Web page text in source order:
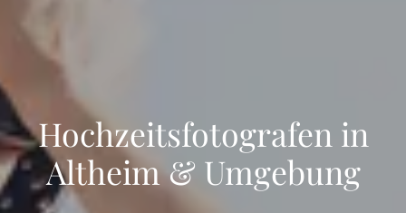
Hochzeitsfotografen in
Altheim & Umgebung